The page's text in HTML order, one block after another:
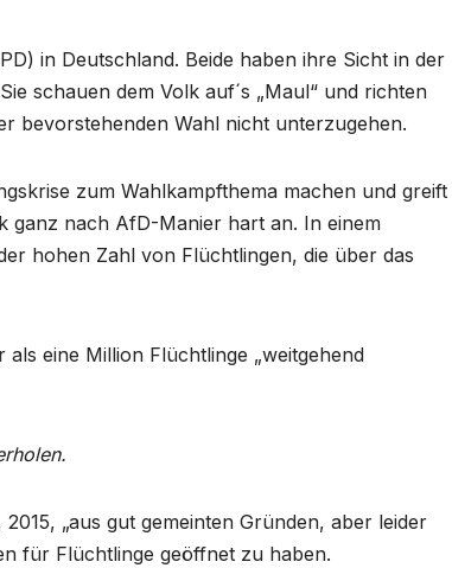
in Deutschland. Beide haben ihre Sicht in der
schauen dem Volk auf´s „Maul“ und richten
bevorstehenden Wahl nicht unterzugehen.
zum Wahlkampfthema machen und greift
ganz nach AfD-Manier hart an. In einem
hohen Zahl von Flüchtlingen, die über das
eine Million Flüchtlinge „weitgehend
„aus gut gemeinten Gründen, aber leider
für Flüchtlinge geöffnet zu haben.